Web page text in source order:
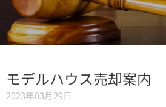
モデルハウス売却案内
2023年03月29日